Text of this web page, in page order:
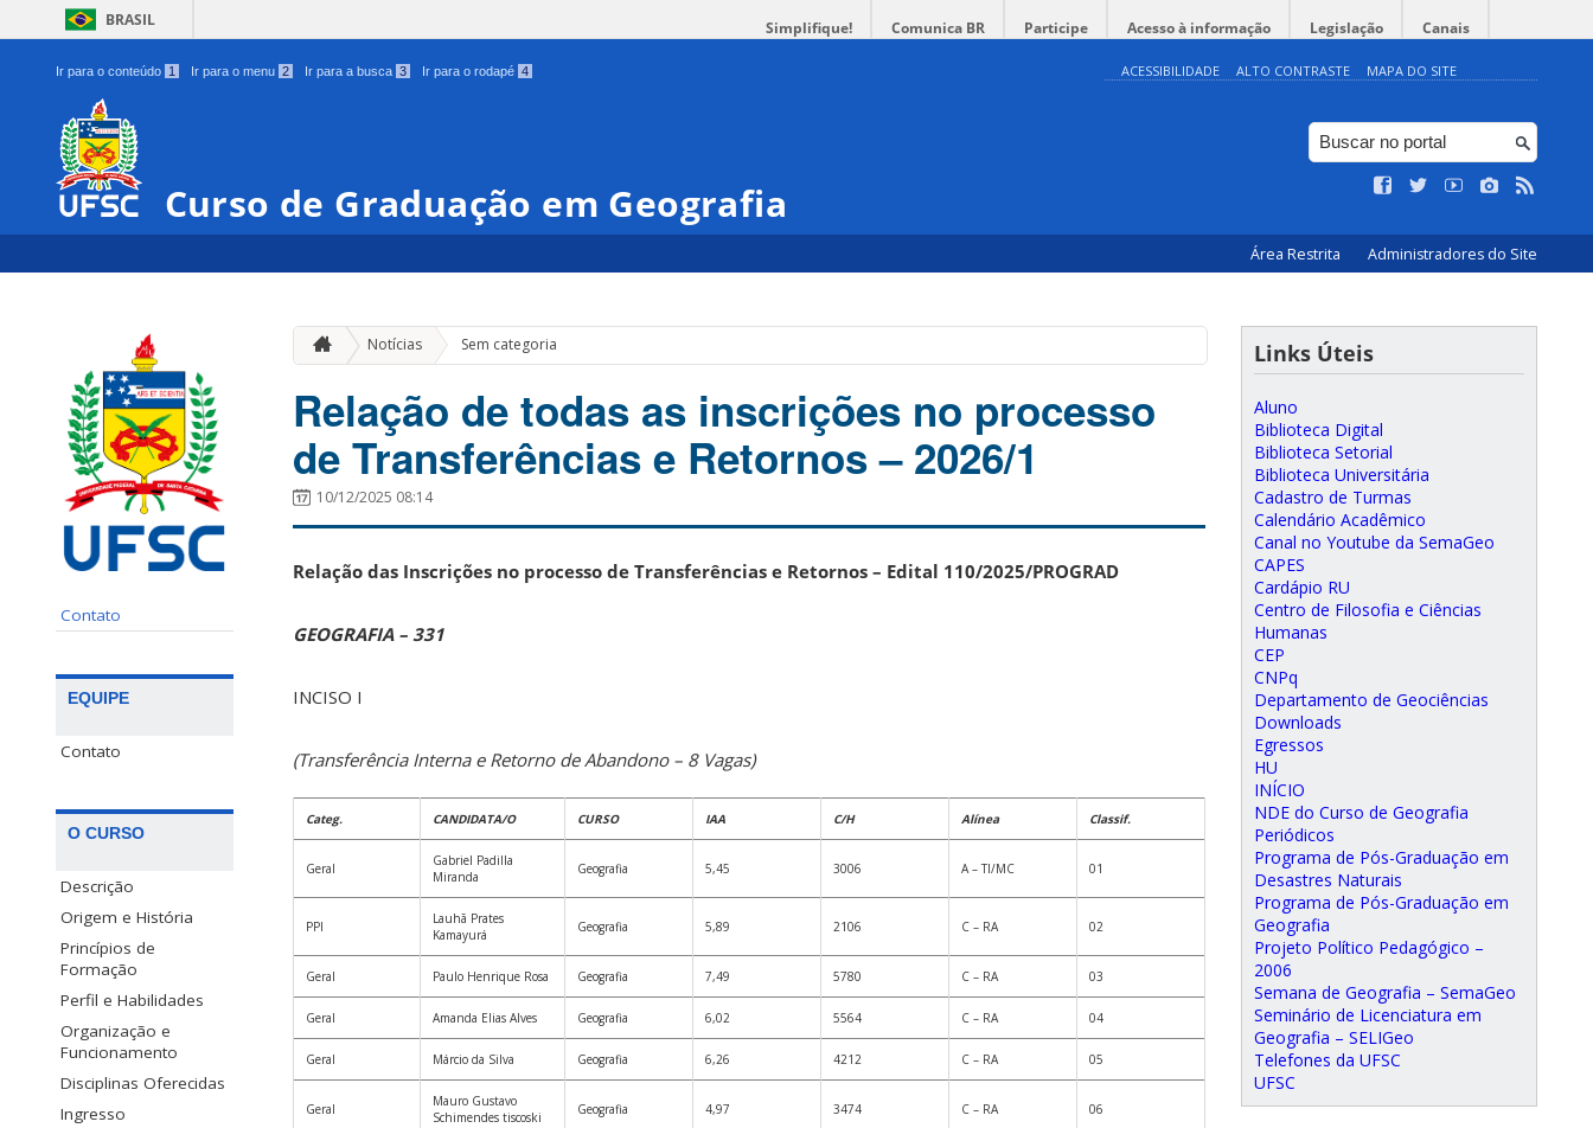
BRASIL Simplifique! Comunica BR Participe Acesso à informação Legislação Canais
Ir para o conteúdo 1 Ir para o menu 2 Ir para a busca 3 Ir para o rodapé 4 ACESSIBILIDADE ALTO CONTRASTE MAPA DO SITE
Curso de Graduação em Geografia
Área Restrita Administradores do Site
Contato
EQUIPE
Contato
O CURSO
Descrição
Origem e História
Princípios de
Formação
Perfil e Habilidades
Organização e
Funcionamento
Disciplinas Oferecidas
Ingresso
Notícias Sem categoria
Relação de todas as inscrições no processo
de Transferências e Retornos – 2026/1
10/12/2025 08:14
Relação das Inscrições no processo de Transferências e Retornos – Edital 110/2025/PROGRAD
GEOGRAFIA – 331
INCISO I
(Transferência Interna e Retorno de Abandono – 8 Vagas)
Categ. CANDIDATA/O CURSO IAA C/H Alínea Classif.
Geral
Gabriel Padilla
Miranda
Geografia 5,45 3006 A – TI/MC 01
PPI
Lauhã Prates
Kamayurá
Geografia 5,89 2106 C – RA 02
Geral Paulo Henrique Rosa Geografia 7,49 5780 C – RA 03
Geral Amanda Elias Alves Geografia 6,02 5564 C – RA 04
Geral Márcio da Silva Geografia 6,26 4212 C – RA 05
Geral
Mauro Gustavo
Schimendes tiscoski
Geografia 4,97 3474 C – RA 06
Links Úteis
Aluno
Biblioteca Digital
Biblioteca Setorial
Biblioteca Universitária
Cadastro de Turmas
Calendário Acadêmico
Canal no Youtube da SemaGeo
CAPES
Cardápio RU
Centro de Filosofia e Ciências
Humanas
CEP
CNPq
Departamento de Geociências
Downloads
Egressos
HU
INÍCIO
NDE do Curso de Geografia
Periódicos
Programa de Pós-Graduação em
Desastres Naturais
Programa de Pós-Graduação em
Geografia
Projeto Político Pedagógico –
2006
Semana de Geografia – SemaGeo
Seminário de Licenciatura em
Geografia – SELIGeo
Telefones da UFSC
UFSC